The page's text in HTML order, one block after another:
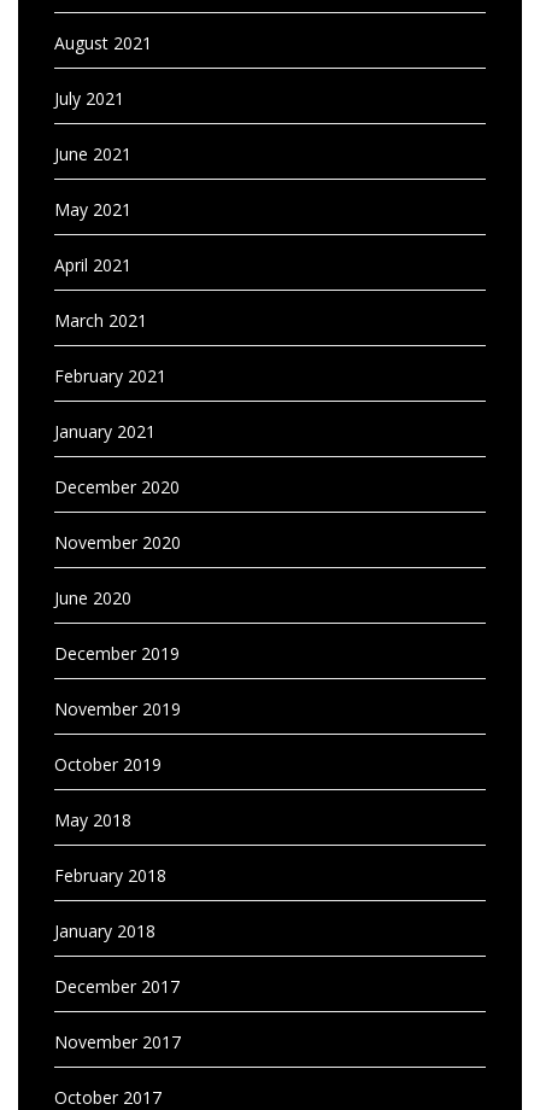
August 2021
July 2021
June 2021
May 2021
April 2021
March 2021
February 2021
January 2021
December 2020
November 2020
June 2020
December 2019
November 2019
October 2019
May 2018
February 2018
January 2018
December 2017
November 2017
October 2017